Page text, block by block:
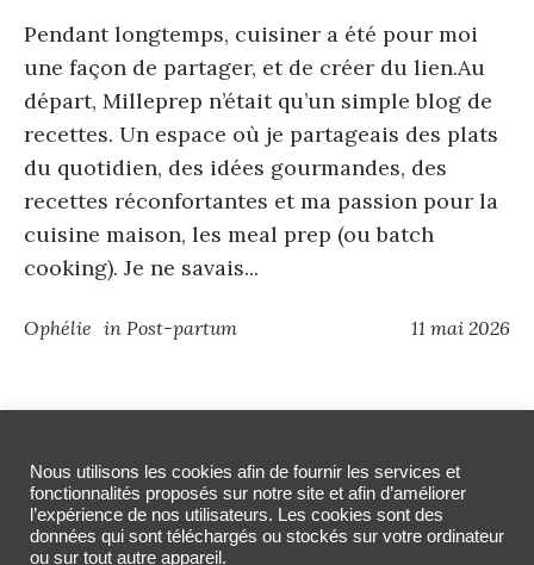
Pendant longtemps, cuisiner a été pour moi
une façon de partager, et de créer du lien.Au
départ, Milleprep n’était qu’un simple blog de
recettes. Un espace où je partageais des plats
du quotidien, des idées gourmandes, des
recettes réconfortantes et ma passion pour la
cuisine maison, les meal prep (ou batch
cooking). Je ne savais...
11 mai 2026
Ophélie in Post-partum
ACCUEIL MES RECETTES LE MEAL PREP
Nous utilisons les cookies afin de fournir les services et
fonctionnalités proposés sur notre site et afin d’améliorer
l’expérience de nos utilisateurs. Les cookies sont des
données qui sont téléchargés ou stockés sur votre ordinateur
ou sur tout autre appareil.